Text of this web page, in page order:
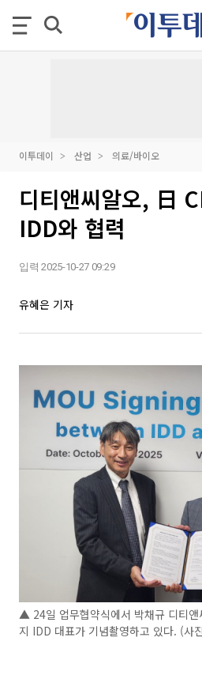
이투데이 산업 의료/바이오
디티앤씨알오, 日
IDD와 협력
입력 2025-10-27 09:29
유혜은 기자
▲ 24일 업무협약식에서 박채규 디티앤
지 IDD 대표가 기념촬영하고 있다. (사